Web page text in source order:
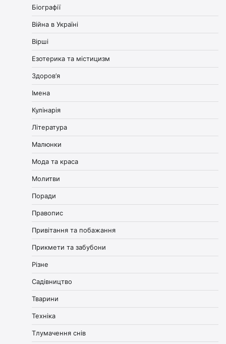
Біографії
Війна в Україні
Вірші
Езотерика та містицизм
Здоров’я
Імена
Кулінарія
Література
Малюнки
Мода та краса
Молитви
Поради
Правопис
Привітання та побажання
Прикмети та забубони
Різне
Садівництво
Тварини
Техніка
Тлумачення снів